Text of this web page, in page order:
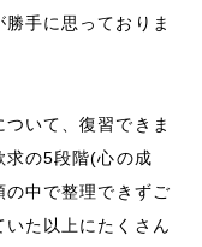
手に思っておりま
いて、復習できま
求の5段階(心の成
中で整理できずご
た以上にたくさん